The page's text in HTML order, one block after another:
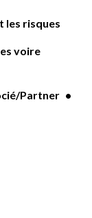
les risques
voire
Partner •